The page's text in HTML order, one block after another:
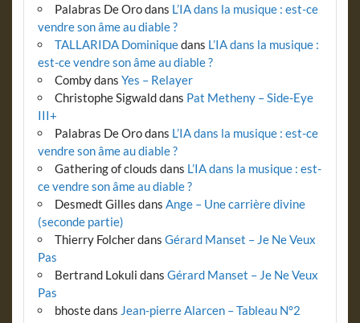
Palabras De Orodans L’IA dans la musique : est-ce
vendre son âme au diable ?
TALLARIDA Dominiquedans L’IA dans la musique :
est-ce vendre son âme au diable ?
Combydans Yes – Relayer
Christophe Sigwalddans Pat Metheny – Side-Eye
III+
Palabras De Orodans L’IA dans la musique : est-ce
vendre son âme au diable ?
Gathering of clouds dans L’IA dans la musique : est-
ce vendre son âme au diable ?
Desmedt Gilles dans Ange – Une carrière divine
(seconde partie)
Thierry Folcherdans Gérard Manset – Je Ne Veux
Pas
Bertrand Lokuli dans Gérard Manset – Je Ne Veux
Pas
bhostedans Jean-pierre Alarcen – Tableau N°2